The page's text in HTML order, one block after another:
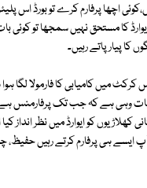
اچھا پرفارم کرے تو بورڈ اس
کا مستحق نہیں سمجھا تو کوئی
کا پیار پاتے رہیں۔
کرکٹ میں کامیابی کا فارمولا لگا
بات وہی ہے کہ جب تک پرفارمنس
کو ایوارڈ میں نظر انداز کیا
ایسے ہی پرفارم کرتے رہیں حفیظ،